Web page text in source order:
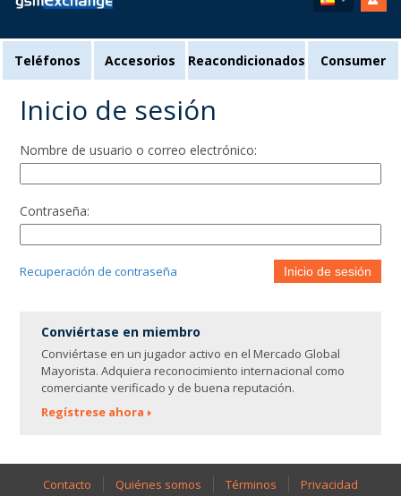
Teléfonos Accesorios Reacondicionados Consumer
Inicio de sesión
Nombre de usuario o correo electrónico:
Contraseña:
Recuperación de contraseña Inicio de sesión
Conviértase en miembro
Conviértase en un jugador activo en el Mercado Global
Mayorista. Adquiera reconocimiento internacional como
comerciante verificado y de buena reputación.
Regístrese ahora
Contacto Quiénes somos Términos Privacidad